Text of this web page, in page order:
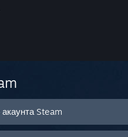
акаунта Steam